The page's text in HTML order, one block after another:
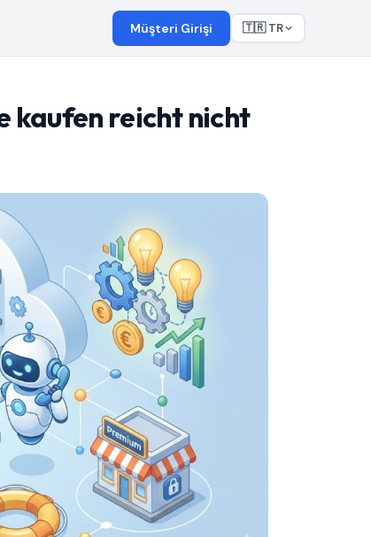
Müşteri Girişi 🇹🇷 TR
kaufen reicht nicht